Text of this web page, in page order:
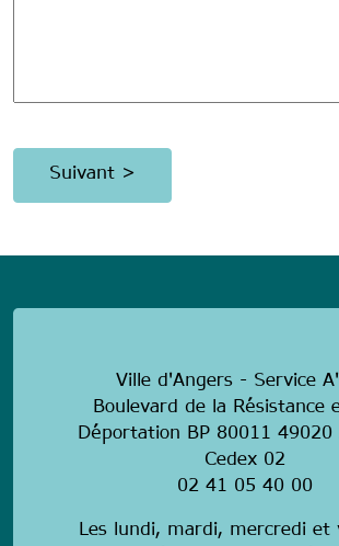
Ville d'Angers - Service
Boulevard de la Résistance
Déportation BP 80011 49020
Cedex 02
02 41 05 40 00
Les lundi, mardi, mercredi et